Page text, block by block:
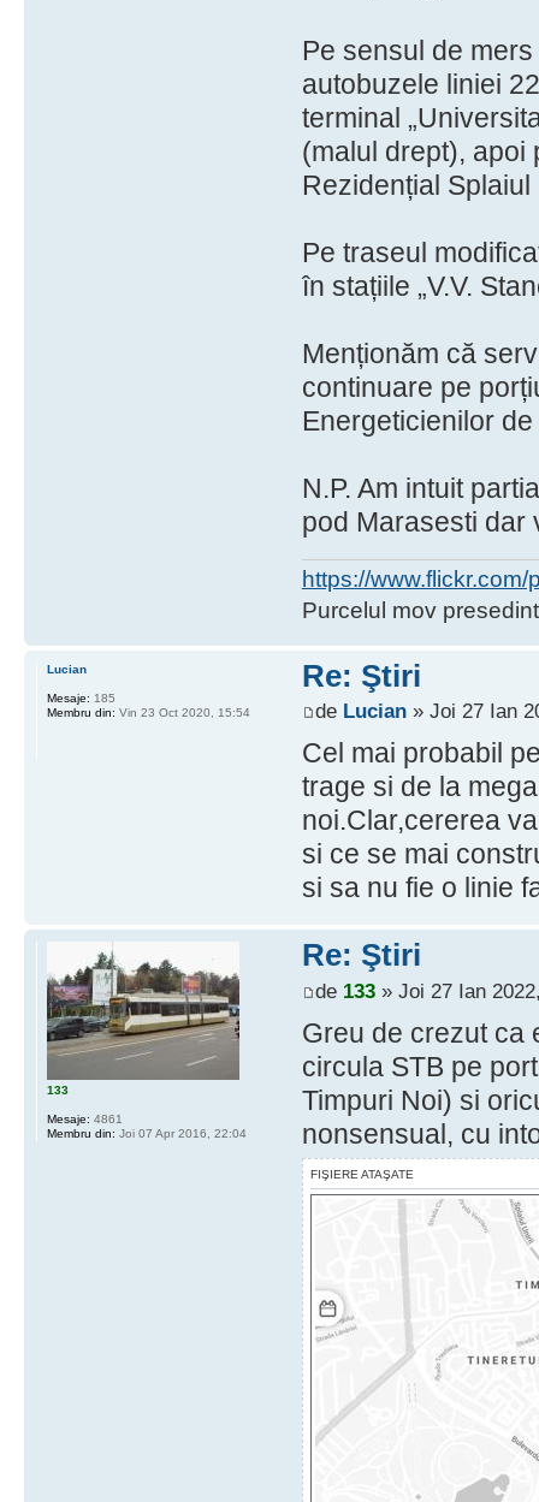
Pe sensul de
autobuzele liniei
terminal
(malul drept), apoi
Rezidențial Splaiul
Pe traseul
în stațiile „V.V.
Menționăm că
continuare pe
Energeticienilor
N.P. Am intuit
pod Marasesti dar
https://
Purcelul mov
Re: Ştiri
de Lucian» Joi 27 Ian
Cel mai probabil
trage si de la
noi.Clar,cererea
si ce se mai
si sa nu fie o linie
Lucian
Mesaje: 185
Membru din: Vin 23 Oct 2020, 15:54
Re: Ştiri
de 133» Joi 27 Ian
Greu de crezut ca
circula STB pe
Timpuri Noi) si
nonsensual, cu
FIŞIERE ATAŞATE
133
Mesaje: 4861
Membru din: Joi 07 Apr 2016, 22:04